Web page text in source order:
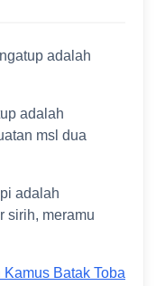
adalah
adalah
msl dua
adalah
sirih, meramu
Batak Toba